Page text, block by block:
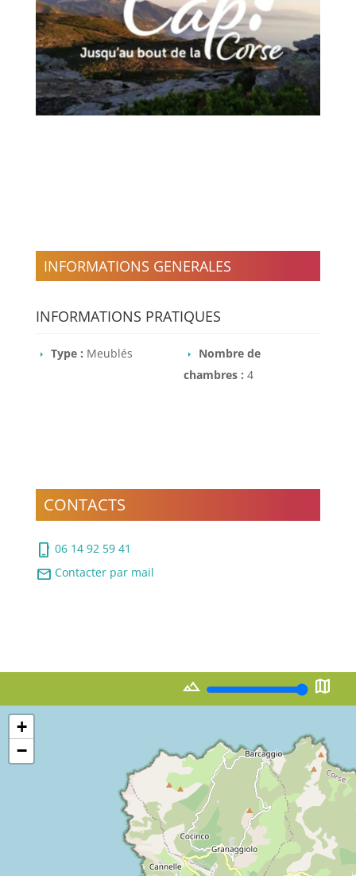
INFORMATIONS GENERALES
INFORMATIONS PRATIQUES
Type : Meublés
Nombre de
chambres : 4
CONTACTS
phone_iphone 06 14 92 59 41
mail Contacter par mail
landscape map
+
−